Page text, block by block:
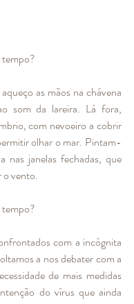
as mãos na chávena
som da lareira. Lá fora,
com nevoeiro a cobrir
olhar o mar. Pintam-
nas janelas fechadas, que
o vento.
com a incógnita
a nos debater com a
de mais medidas
do vírus que ainda